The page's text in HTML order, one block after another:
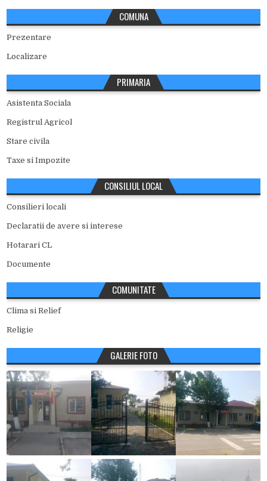
COMUNA
Prezentare
Localizare
PRIMARIA
Asistenta Sociala
Registrul Agricol
Stare civila
Taxe si Impozite
CONSILIUL LOCAL
Consilieri locali
Declaratii de avere si interese
Hotarari CL
Documente
COMUNITATE
Clima si Relief
Religie
GALERIE FOTO